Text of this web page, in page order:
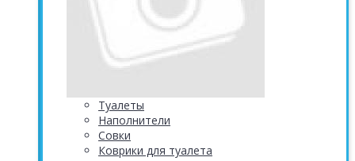
Туалеты
Наполнители
Совки
Коврики для туалета